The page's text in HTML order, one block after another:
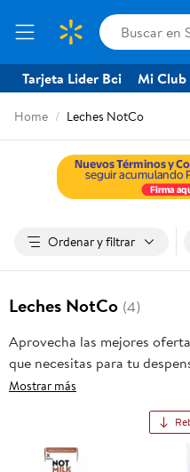
Tarjeta Lider Bci Mi Club
Home Leches NotCo
Ordenar y filtrar
Leches NotCo (4)
Aprovecha las mejores
que necesitas para tu
NotCo, frutas frescas,
despacho a domicilio o
oportunidad sea realmente
Mostrar más